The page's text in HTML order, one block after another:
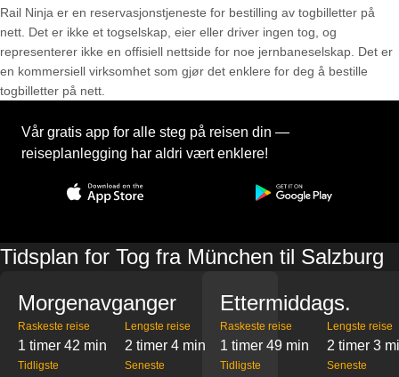
Rail Ninja er en reservasjons­tjeneste for bestilling av togbilletter på
nett. Det er ikke et togselskap, eier eller driver ingen tog, og
representerer ikke en offisiell nettside for noe jernbaneselskap. Det er
en kommersiell virksomhet som gjør det enklere for deg å bestille
togbilletter på nett.
Vår gratis app for alle steg på reisen din —
reiseplanlegging har aldri vært enklere!
Tidsplan for Tog fra München til Salzburg
Morgenavganger
Raskeste reise
1 timer 42 min
Lengste reise
2 timer 4 min
Tidligste Seneste
Ettermiddags.
Raskeste reise
1 timer 49 min
Lengste reise
2 timer 3
Tidligste Seneste